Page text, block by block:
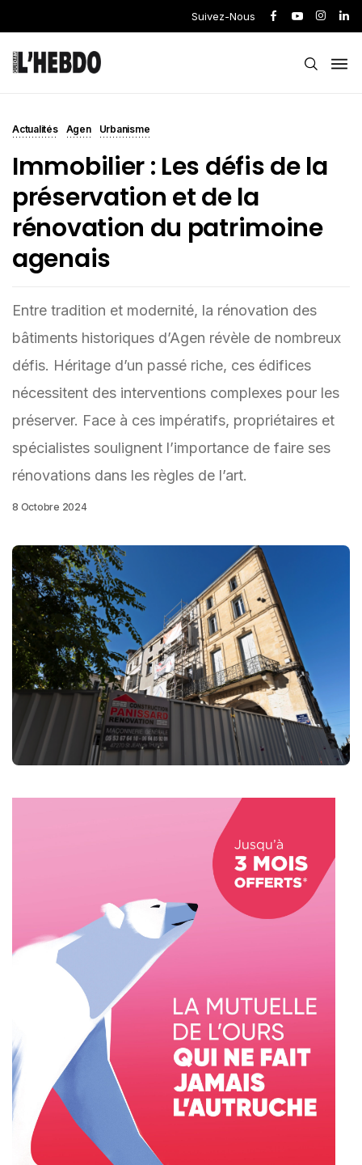
Suivez-Nous
Actualités Agen Urbanisme
Immobilier : Les défis de la
préservation et de la
rénovation du patrimoine
agenais
Entre tradition et modernité, la rénovation des
bâtiments historiques d’Agen révèle de nombreux
défis. Héritage d’un passé riche, ces édifices
nécessitent des interventions complexes pour les
préserver. Face à ces impératifs, propriétaires et
spécialistes soulignent l’importance de faire ses
rénovations dans les règles de l’art.
8 Octobre 2024